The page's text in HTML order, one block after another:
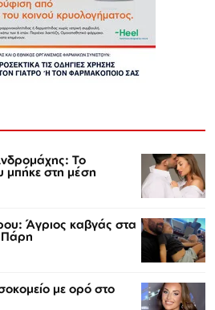
Το
μπήκε στη μέση
Άγριος καβγάς στα
Πάρη
με ορό στο